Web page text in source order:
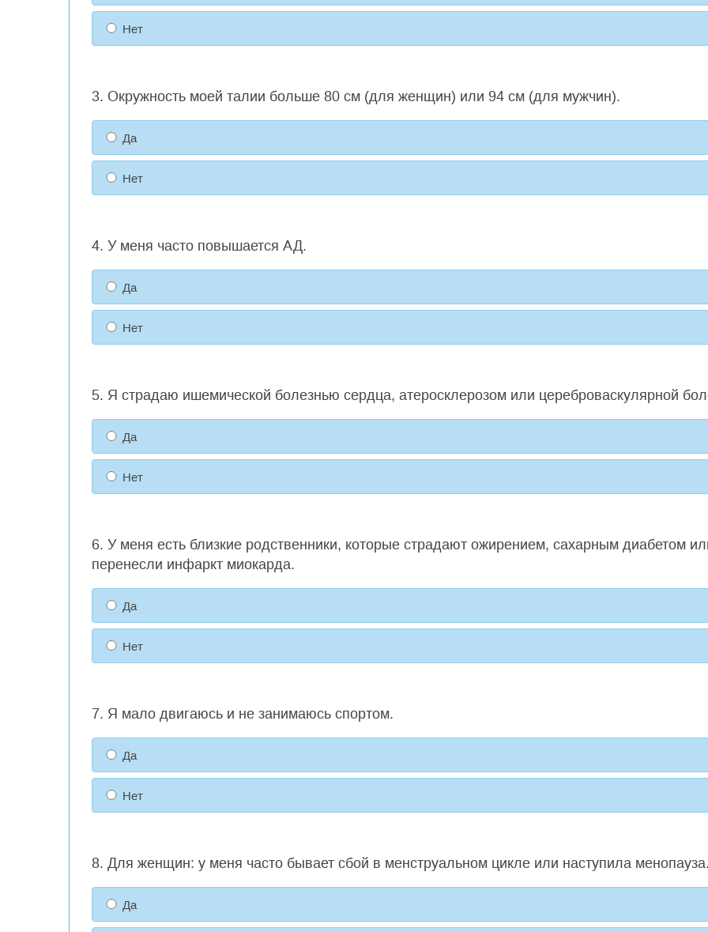
Нет
3. Окружность моей талии больше 80 см (для женщин) или 94 см (для мужчин).
Да
Нет
4. У меня часто повышается АД.
Да
Нет
5. Я страдаю ишемической болезнью сердца, атеросклерозом или цереброваскулярной
Да
Нет
6. У меня есть близкие родственники, которые страдают ожирением, сахарным диабетом
перенесли инфаркт миокарда.
Да
Нет
7. Я мало двигаюсь и не занимаюсь спортом.
Да
Нет
8. Для женщин: у меня часто бывает сбой в менструальном цикле или наступила
Да